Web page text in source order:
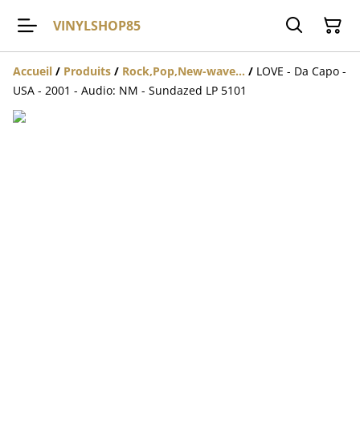
VINYLSHOP85
Accueil / Produits / Rock,Pop,New-wave... / LOVE - Da Capo -
USA - 2001 - Audio: NM - Sundazed LP 5101